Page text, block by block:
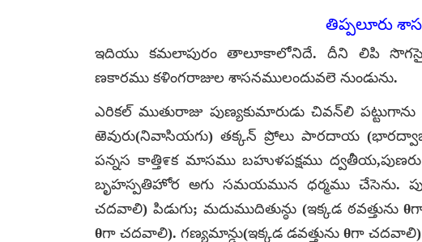
తిప్పలూరు
ఇదియు కమలాపురం తాలూకాలోనిదే. దీని లిపి సొగసైన
ణకారము కళింగరాజుల శాసనములందువలె నుండును.
ఎరికల్ ముతురాజు పుణ్యకుమారుడు చివన్‌లి
ఱెవురు(నివాసియగు) తక్కన్ ప్రోలు పారదాయ
పన్నస కాత్తి೯క మాసము బహుళపక్షము
బృహస్పతిహోర అగు సమయమున ధర్మము చేసెను.
చదవాలి) పిడుగు; మదుముదితున్ఠు (ఇక్కడ ఠవత్తును
θగా చదవాలి). గణ్యమాన్డు(ఇక్కడ డవత్తును θగా చదవాలి)